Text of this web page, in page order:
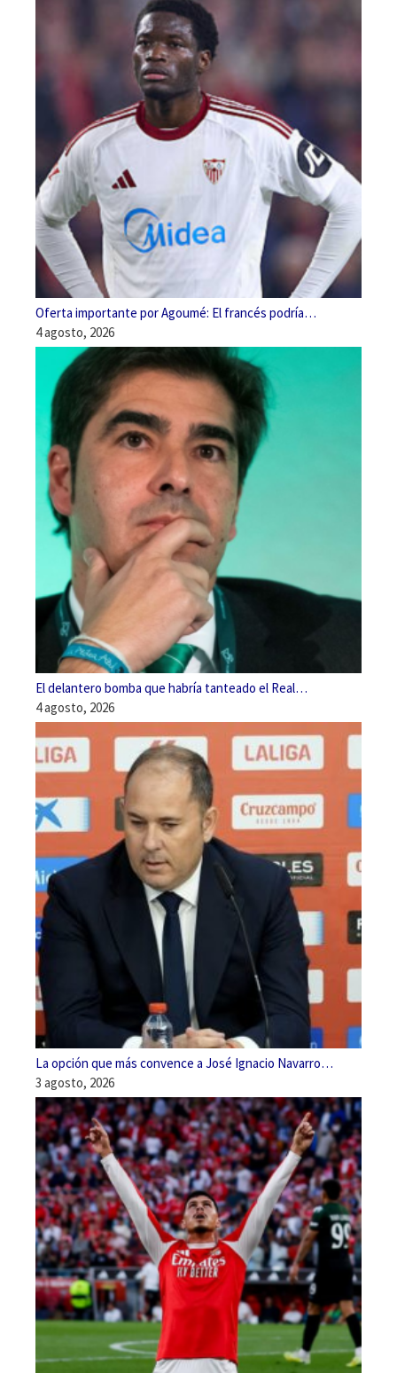
Oferta importante por Agoumé: El francés podría…
4 agosto, 2026
El delantero bomba que habría tanteado el Real…
4 agosto, 2026
La opción que más convence a José Ignacio Navarro…
3 agosto, 2026